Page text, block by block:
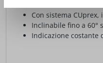
Con sistema
Inclinabile fino a 60°
Indicazione costante